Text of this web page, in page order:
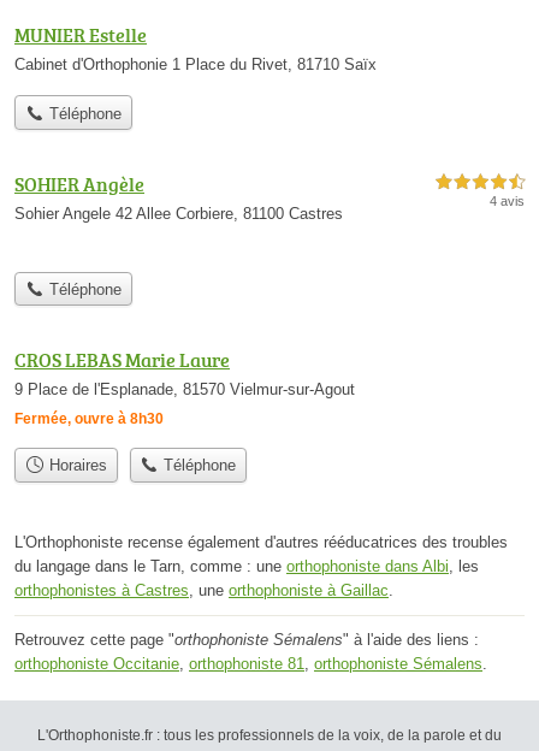
MUNIER Estelle
Cabinet d'Orthophonie 1 Place du Rivet, 81710 Saïx
Téléphone
SOHIER Angèle
Sohier Angele 42 Allee Corbiere, 81100 Castres
4,5 étoiles sur 5
4 avis
Téléphone
CROS LEBAS Marie Laure
9 Place de l'Esplanade, 81570 Vielmur-sur-Agout
Fermée, ouvre à 8h30
Horaires Téléphone
L'Orthophoniste recense également d'autres rééducatrices des troubles
du langage dans le Tarn, comme : une orthophoniste dans Albi , les
orthophonistes à Castres , une orthophoniste à Gaillac
Retrouvez cette page "orthophoniste Sémalens" à l'aide des liens :
orthophoniste Occitanie orthophoniste 81 orthophoniste Sémalens
L'Orthophoniste.fr : tous les professionnels de la voix, de la parole et du